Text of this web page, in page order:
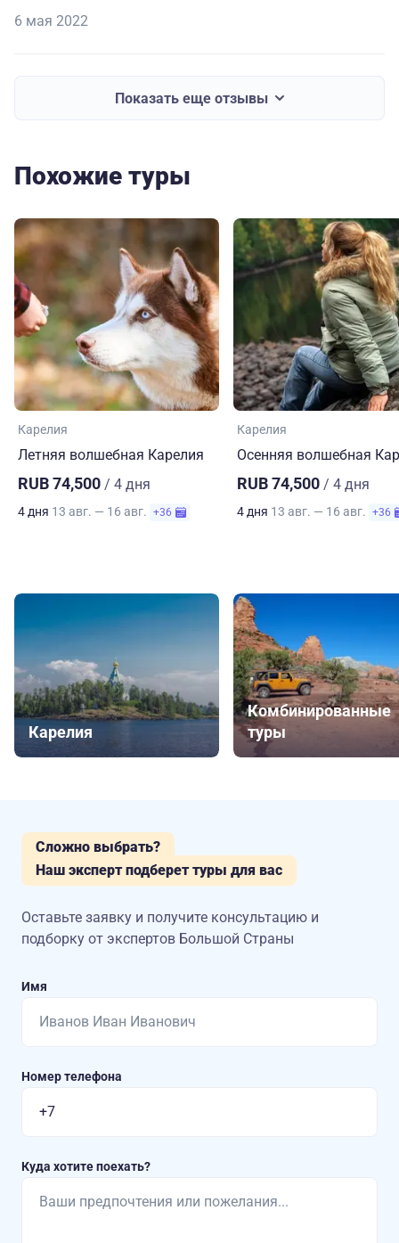
6 мая 2022
Показать еще отзывы
Похожие туры
Карелия
Летняя волшебная Карелия
RUB 74,500 / 4 дня
4 дня 13 авг. — 16 авг. +36
Карелия
Осенняя волшебная
RUB 74,500 / 4 дня
4 дня 13 авг. — 16 авг. +36
Карелия
Комбинированные
туры
Сложно выбрать?
Наш эксперт подберет туры для вас
Оставьте заявку и получите консультацию и
подборку от экспертов Большой Страны
Имя
Номер телефона
Куда хотите поехать?